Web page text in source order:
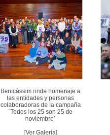
Benicàssim rinde homenaje a
las entidades y personas
colaboradoras de la campaña
´Todos los 25 son 25 de
noviembre´
[Ver Galería]